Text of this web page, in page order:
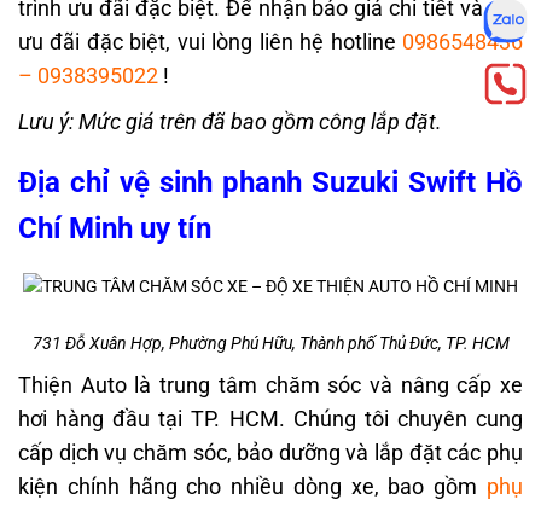
trình ưu đãi đặc biệt. Để nhận báo giá chi tiết và các
ưu đãi đặc biệt, vui lòng liên hệ hotline 0986548436
– 0938395022 !
Lưu ý: Mức giá trên đã bao gồm công lắp đặt.
Địa chỉ vệ sinh phanh Suzuki Swift Hồ
Chí Minh uy tín
731 Đỗ Xuân Hợp, Phường Phú Hữu, Thành phố Thủ Đức, TP. HCM
Thiện Autolà trung tâm chăm sóc và nâng cấp xe
hơi hàng đầu tại TP. HCM. Chúng tôi chuyên cung
cấp dịch vụ chăm sóc, bảo dưỡng và lắp đặt các phụ
kiện chính hãng cho nhiều dòng xe, bao gồm phụ